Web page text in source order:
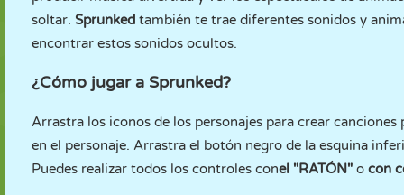
soltar. Sprunked también te trae diferentes sonidos y
encontrar estos sonidos ocultos.
¿Cómo jugar a Sprunked?
Arrastra los iconos de los personajes para crear
en el personaje. Arrastra el botón negro de la esquina
Puedes realizar todos los controles conel "RATÓN" o con